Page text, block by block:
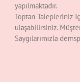
yapılmaktadır.
Toptan Talepleriniz
ulaşabilirsiniz.
Saygılarımızla